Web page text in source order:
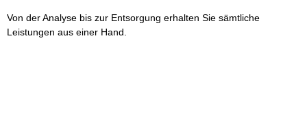
Von der Analyse bis zur Entsorgung erhalten Sie sämtliche
Leistungen aus einer Hand.